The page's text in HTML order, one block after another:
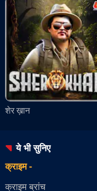
शेर ख़ान
ये भी सुनिए
क्राइम-
क्राइम ब्रांच